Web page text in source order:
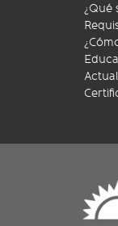
¿Qué